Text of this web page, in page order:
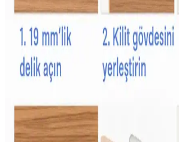
güvenli ve konforlu hale getirir.
Babyjem Çocuk Yağmurlukları:
ve Dayanıklı Yağmurluk Seçenekleri
Babyjem yağmurlukları, su ve rüzgar
çocukların hareket özgürlüğünü kısıtlamadan
Şans Şekeri Nedir ve Kutlamalarda
Bir Gelenek Olarak Önemi